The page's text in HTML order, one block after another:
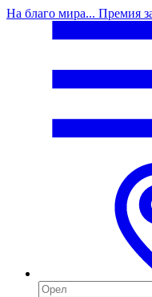
На благо мира... Премия